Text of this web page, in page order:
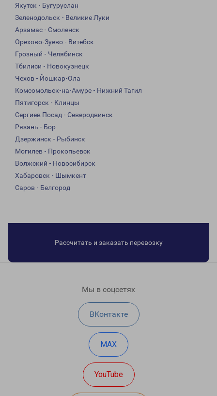
Якутск - Бугуруслан
Зеленодольск - Великие Луки
Арзамас - Смоленск
Орехово-Зуево - Витебск
Грозный - Челябинск
Тбилиси - Новокузнецк
Чехов - Йошкар-Ола
Комсомольск-на-Амуре - Нижний Тагил
Пятигорск - Клинцы
Сергиев Посад - Северодвинск
Рязань - Бор
Дзержинск - Рыбинск
Могилев - Прокопьевск
Волжский - Новосибирск
Хабаровск - Шымкент
Саров - Белгород
Рассчитать и заказать перевозку
Мы в соцсетях
ВКонтакте
MAX
YouTube